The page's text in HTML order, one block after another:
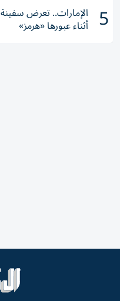
5 الإمارات.. تعرض
أثناء عبورها «هرمز»